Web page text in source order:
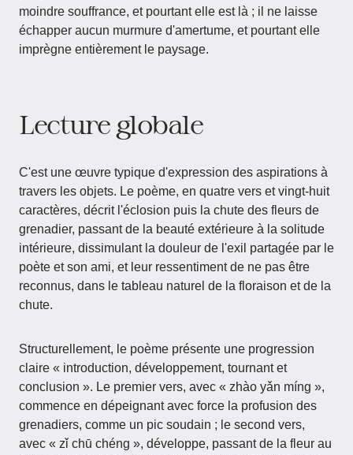
moindre souffrance, et pourtant elle est là ; il ne laisse
échapper aucun murmure d'amertume, et pourtant elle
imprègne entièrement le paysage.
Lecture globale
C'est une œuvre typique d'expression des aspirations à
travers les objets. Le poème, en quatre vers et vingt-huit
caractères, décrit l'éclosion puis la chute des fleurs de
grenadier, passant de la beauté extérieure à la solitude
intérieure, dissimulant la douleur de l'exil partagée par le
poète et son ami, et leur ressentiment de ne pas être
reconnus, dans le tableau naturel de la floraison et de la
chute.
Structurellement, le poème présente une progression
claire « introduction, développement, tournant et
conclusion ». Le premier vers, avec « zhào yǎn míng »,
commence en dépeignant avec force la profusion des
grenadiers, comme un pic soudain ; le second vers,
avec « zǐ chū chéng », développe, passant de la fleur au